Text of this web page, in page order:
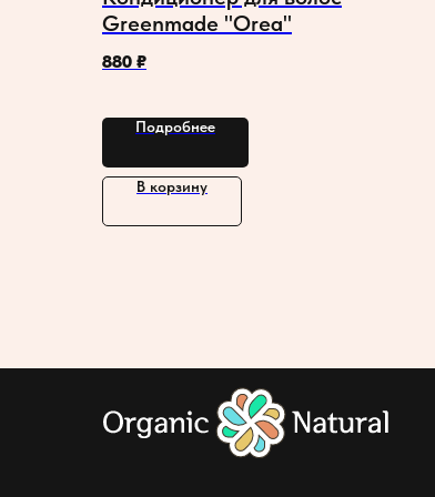
Greenmade "Orea"
880 ₽
Подробнее
В корзину